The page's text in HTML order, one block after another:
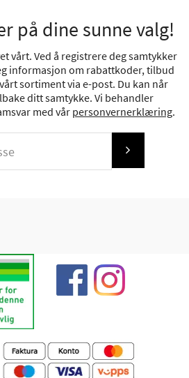
på dine sunne valg!
vårt. Ved å registrere deg samtykker
informasjon om rabattkoder, tilbud
sortiment via e-post. Du kan når
ditt samtykke. Vi behandler
med vår personvernerklæring.